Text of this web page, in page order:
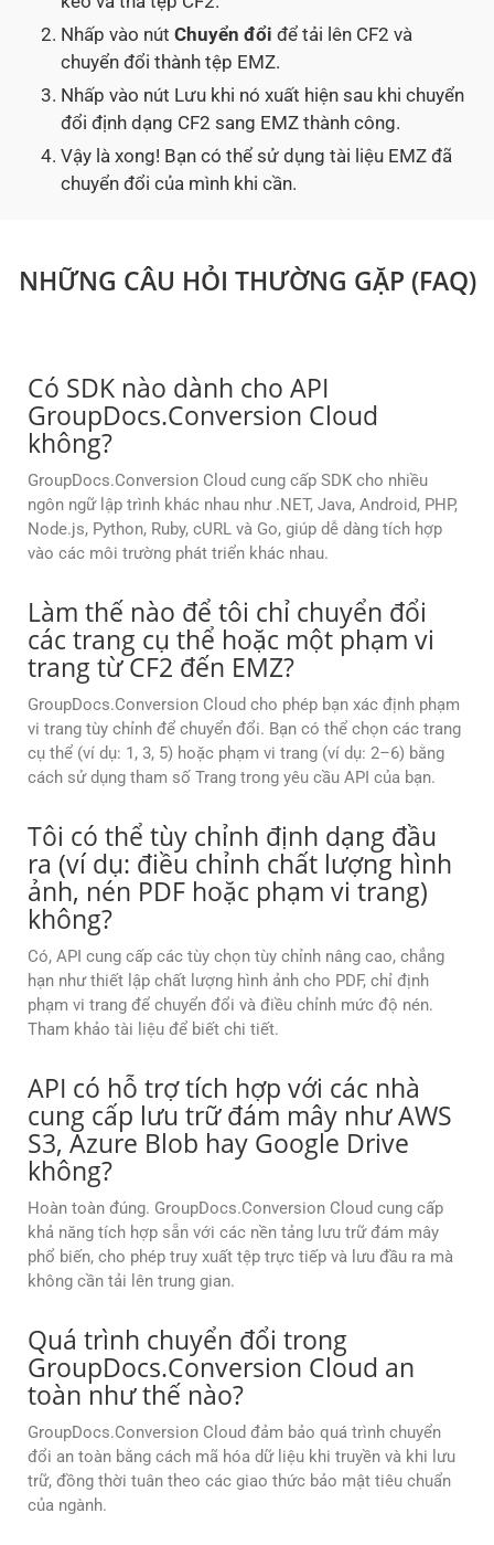
Nhấp vào nút Chuyển đổi để tải lên CF2 và
chuyển đổi thành tệp EMZ.
Nhấp vào nút Lưu khi nó xuất hiện sau khi chuyển
đổi định dạng CF2 sang EMZ thành công.
Vậy là xong! Bạn có thể sử dụng tài liệu EMZ đã
chuyển đổi của mình khi cần.
NHỮNG CÂU HỎI THƯỜNG GẶP (FAQ)
Có SDK nào dành cho API
GroupDocs.Conversion Cloud
không?
GroupDocs.Conversion Cloud cung cấp SDK cho nhiều
ngôn ngữ lập trình khác nhau như .NET, Java, Android, PHP,
Node.js, Python, Ruby, cURL và Go, giúp dễ dàng tích hợp
vào các môi trường phát triển khác nhau.
Làm thế nào để tôi chỉ chuyển đổi
các trang cụ thể hoặc một phạm vi
trang từ CF2 đến EMZ?
GroupDocs.Conversion Cloud cho phép bạn xác định phạm
vi trang tùy chỉnh để chuyển đổi. Bạn có thể chọn các trang
cụ thể (ví dụ: 1, 3, 5) hoặc phạm vi trang (ví dụ: 2–6) bằng
cách sử dụng tham số Trang trong yêu cầu API của bạn.
Tôi có thể tùy chỉnh định dạng đầu
ra (ví dụ: điều chỉnh chất lượng hình
ảnh, nén PDF hoặc phạm vi trang)
không?
Có, API cung cấp các tùy chọn tùy chỉnh nâng cao, chẳng
hạn như thiết lập chất lượng hình ảnh cho PDF, chỉ định
phạm vi trang để chuyển đổi và điều chỉnh mức độ nén.
Tham khảo tài liệu để biết chi tiết.
API có hỗ trợ tích hợp với các nhà
cung cấp lưu trữ đám mây như AWS
S3, Azure Blob hay Google Drive
không?
Hoàn toàn đúng. GroupDocs.Conversion Cloud cung cấp
khả năng tích hợp sẵn với các nền tảng lưu trữ đám mây
phổ biến, cho phép truy xuất tệp trực tiếp và lưu đầu ra mà
không cần tải lên trung gian.
Quá trình chuyển đổi trong
GroupDocs.Conversion Cloud an
toàn như thế nào?
GroupDocs.Conversion Cloud đảm bảo quá trình chuyển
đổi an toàn bằng cách mã hóa dữ liệu khi truyền và khi lưu
trữ, đồng thời tuân theo các giao thức bảo mật tiêu chuẩn
của ngành.